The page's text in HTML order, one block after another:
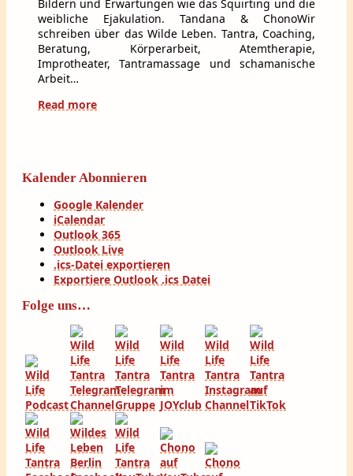
Bildern und Erwartungen wie das Squirting und die
weibliche Ejakulation. Tandana & ChonoWir
schreiben über das Wilde Leben. Tantra, Coaching,
Beratung, Körperarbeit, Atemtherapie,
Improtheater, Tantramassage und schamanische
Arbeit…
Read more
Kalender Abonnieren
Google Kalender
iCalendar
Outlook 365
Outlook Live
.ics-Datei exportieren
Exportiere Outlook .ics Datei
Folge uns…